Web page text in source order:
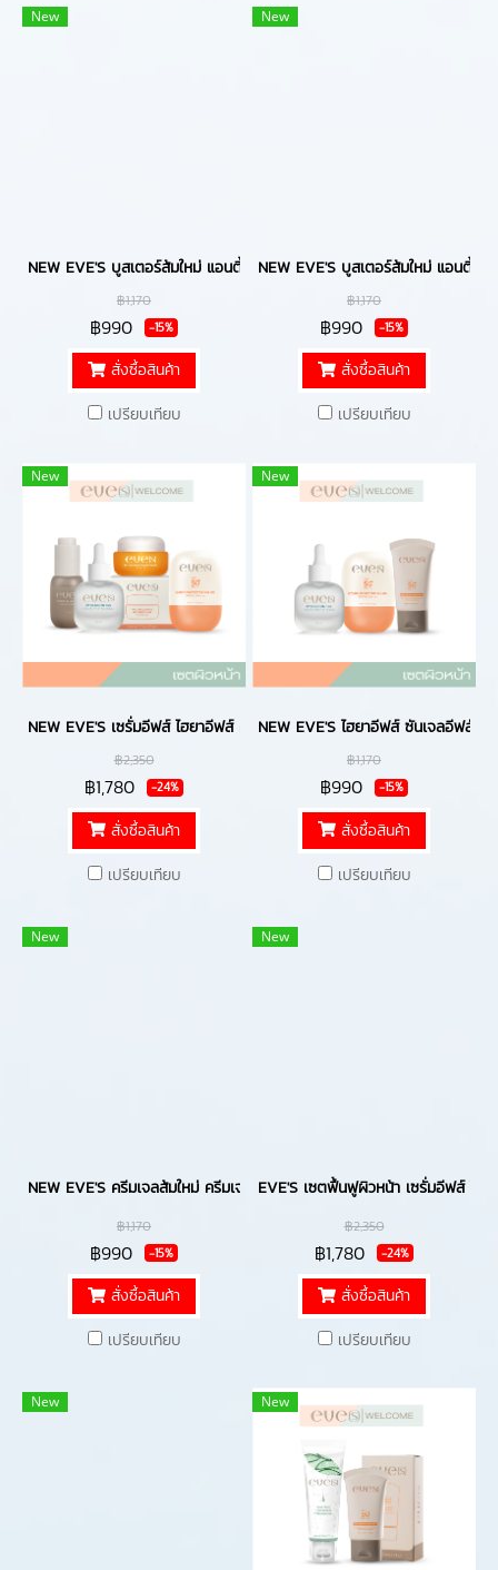
New
NEW EVE'S บูสเตอร์ส้มใหม่ แอนตี้ดาร์ก และ กันแดดอีฟส์ บูสเตอร์ส้มบำรุ
฿1,170
฿990 -15%
สั่งซื้อสินค้า
เปรียบเทียบ
New
NEW EVE'S บูสเตอร์ส้มใหม่ แอนตี้ด
฿1,170
฿990 -15%
สั่งซื้อสินค้า
เปรียบเทียบ
New
NEW EVE'S เซรั่มอีฟส์ ไฮยาอีฟส์ ครีมเจลส้ม และ ซันเจลอีฟส์ เซตบำรุงผิ
฿2,350
฿1,780 -24%
สั่งซื้อสินค้า
เปรียบเทียบ
New
NEW EVE'S ไฮยาอีฟส์ ซันเจลอีฟส์
฿1,170
฿990 -15%
สั่งซื้อสินค้า
เปรียบเทียบ
New
NEW EVE'S ครีมเจลส้มใหม่ ครีมเจลฟ้าสูตรใหม่ และ กันแดดอีฟส์ ของแท้
฿1,170
฿990 -15%
สั่งซื้อสินค้า
เปรียบเทียบ
New
EVE'S เซตฟื้นฟูผิวหน้า เซรั่มอีฟส์ ไฮ
฿2,350
฿1,780 -24%
สั่งซื้อสินค้า
เปรียบเทียบ
New New